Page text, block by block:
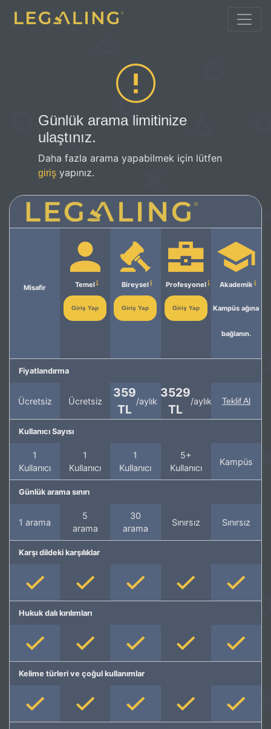
Günlük arama limitinize
ulaştınız.
Daha fazla arama yapabilmek için lütfen
giriş yapınız.
Misafir Temel
Giriş Yap
Bireysel
Giriş Yap
Profesyonel
Giriş Yap
Akademik
Kampüs ağına
bağlanın.
Fiyatlandırma
Ücretsiz Ücretsiz
359
TL
/aylık
3529
TL
/aylık Teklif Al
Kullanıcı Sayısı
1
Kullanıcı
1
Kullanıcı
1
Kullanıcı
5+
Kullanıcı
Kampüs
Günlük arama sınırı
1 arama
5
arama
30
arama
Sınırsız Sınırsız
Karşı dildeki karşılıklar
Hukuk dalı kırılımları
Kelime türleri ve çoğul kullanımlar